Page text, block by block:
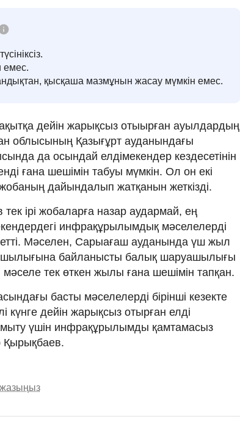
емес.
қысқаша мазмұнын жасау мүмкін емес.
дейін жарықсыз отыырған ауылдардың
облысының Қазығұрт ауданындағы
да осындай елдімекендер кездесетінін
ғана шешімін табуы мүмкін. Ол он екі
дайындалып жатқанын жеткізді.
ірі жобаларға назар аудармай, ең
инфрақұрылымдық мәселелерді
Мәселен, Сарыағаш ауданында үш жыл
байланысты балық шаруашылығы
тек өткен жылы ғана шешімін тапқан.
басты мәселелерді бірінші кезекте
дейін жарықсыз отырған елді
үшін инфрақұрылымды қамтамасыз
Қырықбаев.
жазыңыз